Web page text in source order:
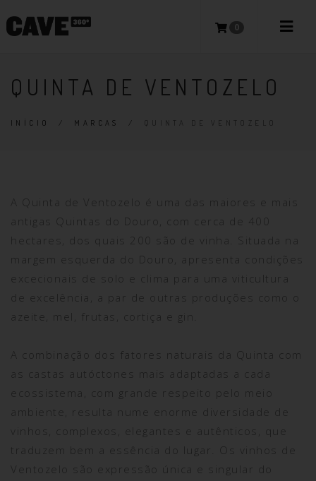
0
QUINTA DE VENTOZELO
INÍCIO / MARCAS / QUINTA DE VENTOZELO
A Quinta de Ventozelo é uma das maiores e mais
antigas Quintas do Douro, com cerca de 400
hectares, dos quais 200 são de vinha. Situada na
margem esquerda do Douro, apresenta condições
excecionais de solo e clima para uma viticultura
de excelência, a par de outras produções como o
azeite, mel, frutas, cortiça e gin.
A combinação dos fatores naturais da Quinta com
as castas autóctones mais adaptadas a cada
ecossistema, com grande respeito pelo meio
ambiente, resulta nume enorme diversidade de
vinhos, complexos, elegantes e autênticos, que
traduzem bem a essência do lugar. Os vinhos de
Ventozelo são expressão única e singular do